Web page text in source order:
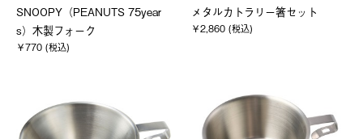
SNOOPY（PEANUTS 75year
s）木製フォーク
￥770 (税込)
メタルカトラリー箸セット
￥2,860 (税込)